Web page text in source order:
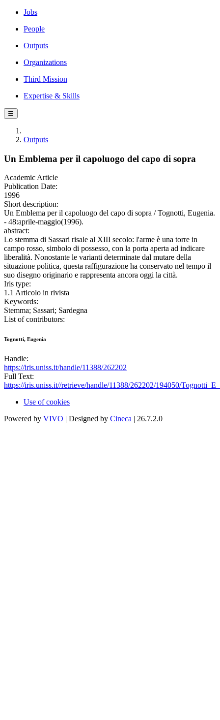
Jobs
People
Outputs
Organizations
Third Mission
Expertise & Skills
☰
Outputs
Un Emblema per il capoluogo del capo di sopra
Academic Article
Publication Date:
1996
Short description:
Un Emblema per il capoluogo del capo di sopra / Tognotti, Eugenia.
- 48:aprile-maggio(1996).
abstract:
Lo stemma di Sassari risale al XIII secolo: l'arme è una torre in
campo rosso, simbolo di possesso, con la porta aperta ad indicare
liberalità. Nonostante le varianti determinate dal mutare della
situazione politica, questa raffigurazione ha conservato nel tempo il
suo disegno originario e rappresenta ancora oggi la città.
Iris type:
1.1 Articolo in rivista
Keywords:
Stemma; Sassari; Sardegna
List of contributors:
Tognotti, Eugenia
Handle:
https://iris.uniss.it/handle/11388/262202
Full Text:
https://iris.uniss.it//retrieve/handle/11388/262202/194050/
Use of cookies
Powered by VIVO | Designed by Cineca | 26.7.2.0